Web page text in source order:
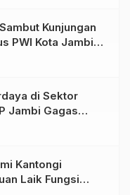
Kunjungan
PWI Kota Jambi
Kolaborasi
di Sektor
Jambi Gagas
Eco-Print
Kantongi
Laik Fungsi